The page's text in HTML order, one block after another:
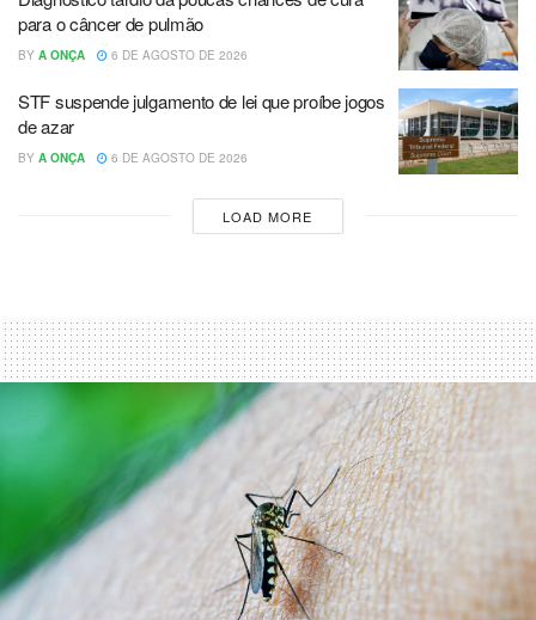
para o câncer de pulmão
BY A ONÇA 6 DE AGOSTO DE 2026
STF suspende julgamento de lei que proíbe jogos
de azar
BY A ONÇA 6 DE AGOSTO DE 2026
LOAD MORE